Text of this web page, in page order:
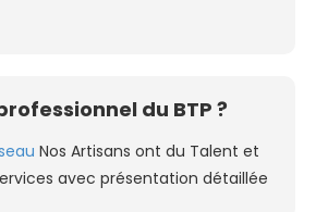
du BTP ?
Nos Artisans ont du Talent et
avec présentation détaillée